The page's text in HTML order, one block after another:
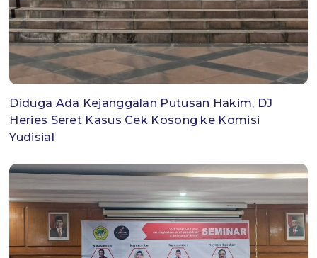
Diduga Ada Kejanggalan Putusan Hakim, DJ
Heries Seret Kasus Cek Kosong ke Komisi
Yudisial